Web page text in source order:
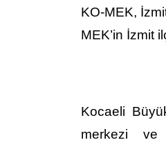
KO-MEK,
MEK’in İzmit
Kocaeli
merkezi ve